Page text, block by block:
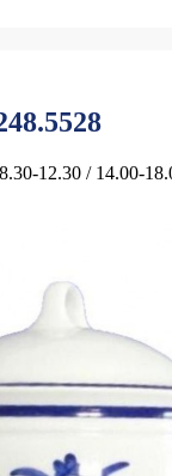
12.30 / 14.00-